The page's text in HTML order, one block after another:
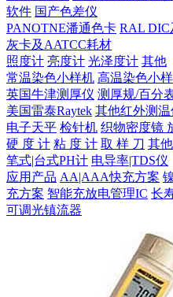
软件 国产色差仪
PANOTNE潘通色卡 RAL DIC
灰卡及AATCC耗材
照度计 亮度计 光泽度计 其他
常温染色小样机 高温染色小
英国牛津测厚仪 测厚规/百分
美国雷泰Raytek 其他红外测温
电子天平 检针机 织物密度镜
硬 度 计 粘 度 计 取 样 刀 其
笔式|台式PH计 电导率|TDS仪
应用产品 AA|AAA快充方案
充方案 智能充放电管理IC 长
可调光镇流器